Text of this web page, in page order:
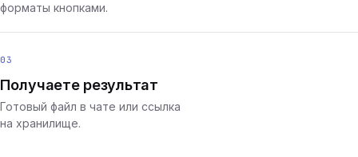
форматы кнопками.
03
Получаете результат
Готовый файл в чате или ссылка
на хранилище.